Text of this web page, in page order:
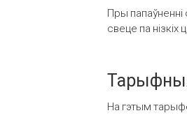
Пры
свеце па нізкіх
На гэтым